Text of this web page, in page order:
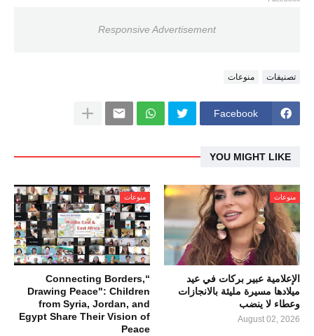
Responsive Advertisement
تصنيفات منوعات
Facebook
YOU MIGHT LIKE
منوعات
الإعلامية عبير بركات في عيد
ميلادها مسيرة مليئة بالانجازات
وعطاء لا ينضب
August 02, 2026
منوعات
“Connecting Borders,
Drawing Peace": Children
from Syria, Jordan, and
Egypt Share Their Vision of
Peace